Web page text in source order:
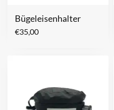
Bügeleisenhalter
€35,00